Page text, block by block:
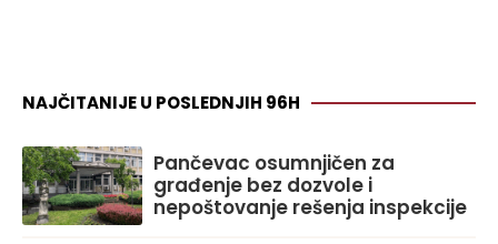
NAJČITANIJE U POSLEDNJIH 96H
Pančevac osumnjičen za
građenje bez dozvole i
nepoštovanje rešenja inspekcije